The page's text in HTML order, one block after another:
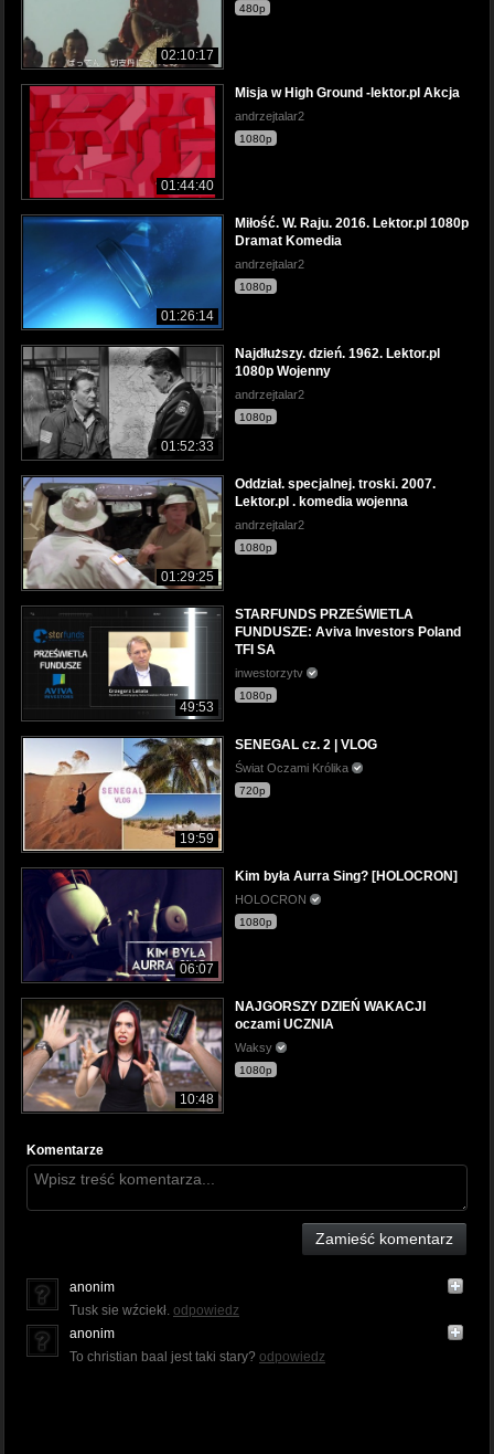
02:10:17
480p
01:44:40
Misja w High Ground -lektor.pl Akcja
andrzejtalar2
1080p
01:26:14
Miłość. W. Raju. 2016. Lektor.pl 1080p
Dramat Komedia
andrzejtalar2
1080p
01:52:33
Najdłuższy. dzień. 1962. Lektor.pl
1080p Wojenny
andrzejtalar2
1080p
01:29:25
Oddział. specjalnej. troski. 2007.
Lektor.pl . komedia wojenna
andrzejtalar2
1080p
49:53
STARFUNDS PRZEŚWIETLA
FUNDUSZE: Aviva Investors Poland
TFI SA
inwestorzytv
1080p
19:59
SENEGAL cz. 2 | VLOG
Świat Oczami Królika
720p
06:07
Kim była Aurra Sing? [HOLOCRON]
HOLOCRON
1080p
10:48
NAJGORSZY DZIEŃ WAKACJI
oczami UCZNIA
Waksy
1080p
Komentarze
Zamieść komentarz
anonim
Tusk sie wźciekł. odpowiedz
anonim
To christian baal jest taki stary? odpowiedz